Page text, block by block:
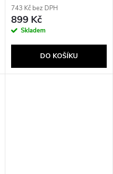
cm Černá
743 Kč bez DPH
899 Kč
Skladem
DO KOŠÍKU